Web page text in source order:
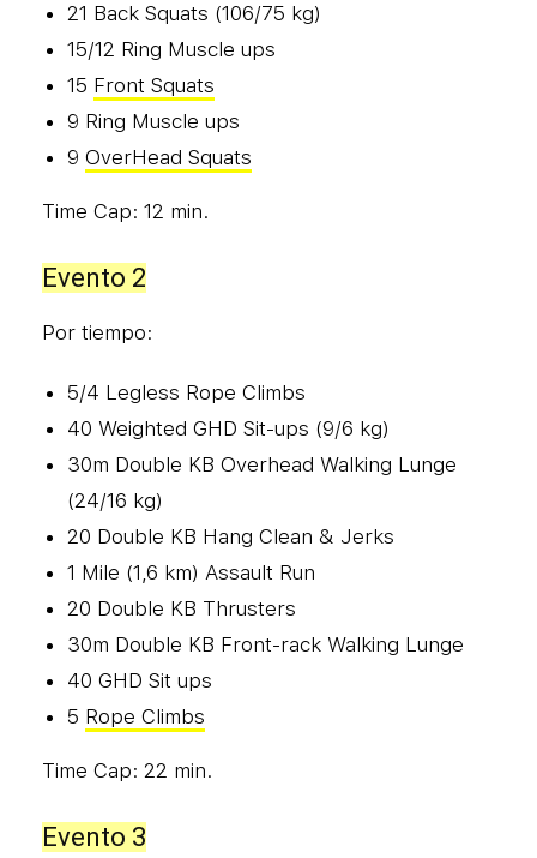
21 Back Squats (106/75 kg)
15/12 Ring Muscle ups
15 Front Squats
9 Ring Muscle ups
9 OverHead Squats
Time Cap: 12 min.
Evento 2
Por tiempo:
5/4 Legless Rope Climbs
40 Weighted GHD Sit-ups (9/6 kg)
30m Double KB Overhead Walking Lunge
(24/16 kg)
20 Double KB Hang Clean & Jerks
1 Mile (1,6 km) Assault Run
20 Double KB Thrusters
30m Double KB Front-rack Walking Lunge
40 GHD Sit ups
5 Rope Climbs
Time Cap: 22 min.
Evento 3